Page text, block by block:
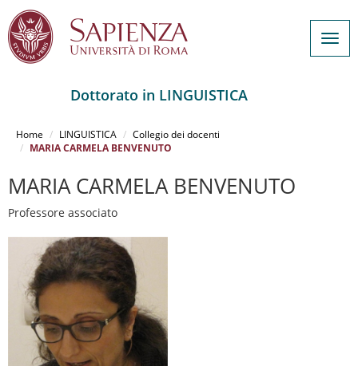
contenuto
Dottorato in LINGUISTICA
Home LINGUISTICA
Collegio dei docenti
MARIA CARMELA BENVENUTO
MARIA CARMELA BENVENUTO
Professore associato